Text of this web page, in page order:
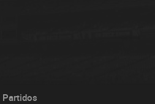
Partidos